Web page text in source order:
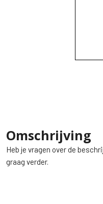
Omschrijving
Heb je vragen over de
graag verder.